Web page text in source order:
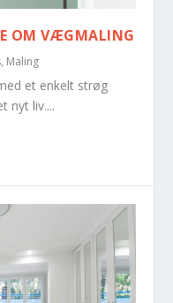
OM VÆGMALING
, Maling
et enkelt strøg
nyt liv....